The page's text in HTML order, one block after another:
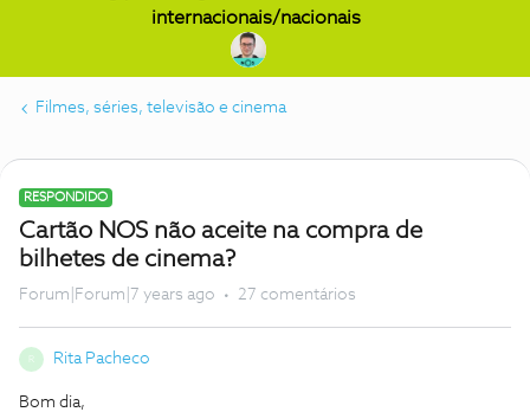
internacionais/nacionais
Filmes, séries, televisão e cinema
RESPONDIDO
Cartão NOS não aceite na compra de
bilhetes de cinema?
Forum|Forum|7 years ago 27 comentários
R Rita Pacheco
Bom dia,